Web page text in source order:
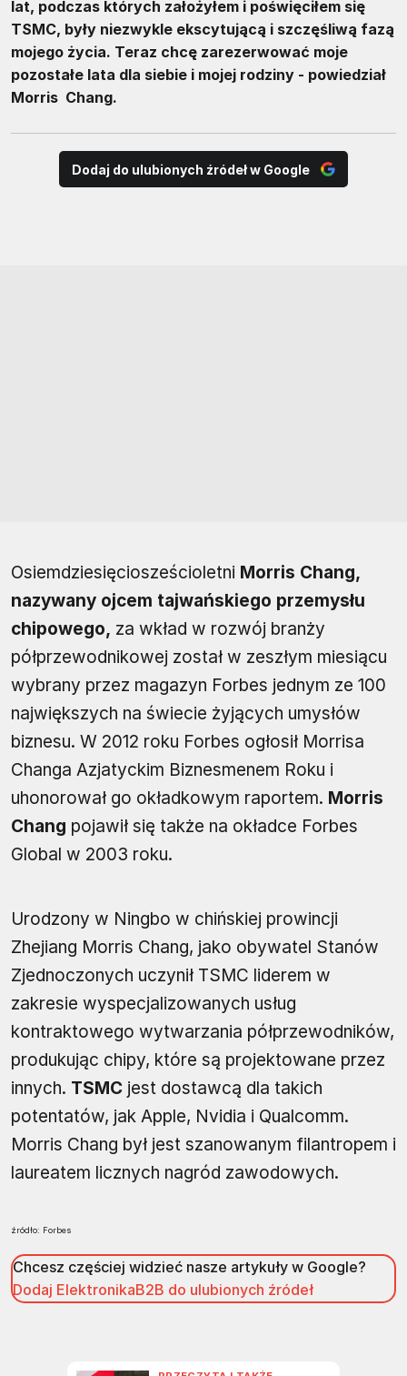
lat, podczas których założyłem i poświęciłem się
TSMC, były niezwykle ekscytującą i szczęśliwą fazą
mojego życia. Teraz chcę zarezerwować moje
pozostałe lata dla siebie i mojej rodziny - powiedział
Morris Chang.
Dodaj do ulubionych źródeł w Google
Osiemdziesięciosześcioletni Morris Chang,
nazywany ojcem tajwańskiego przemysłu
chipowego, za wkład w rozwój branży
półprzewodnikowej został w zeszłym miesiącu
wybrany przez magazyn Forbes jednym ze 100
największych na świecie żyjących umysłów
biznesu. W 2012 roku Forbes ogłosił Morrisa
Changa Azjatyckim Biznesmenem Roku i
uhonorował go okładkowym raportem. Morris
Chang pojawił się także na okładce Forbes
Global w 2003 roku.
Urodzony w Ningbo w chińskiej prowincji
Zhejiang Morris Chang, jako obywatel Stanów
Zjednoczonych uczynił TSMC liderem w
zakresie wyspecjalizowanych usług
kontraktowego wytwarzania półprzewodników,
produkując chipy, które są projektowane przez
innych. TSMC jest dostawcą dla takich
potentatów, jak Apple, Nvidia i Qualcomm.
Morris Chang był jest szanowanym filantropem i
laureatem licznych nagród zawodowych.
źródło: Forbes
Chcesz częściej widzieć nasze artykuły w Google?
Dodaj ElektronikaB2B do ulubionych źródeł